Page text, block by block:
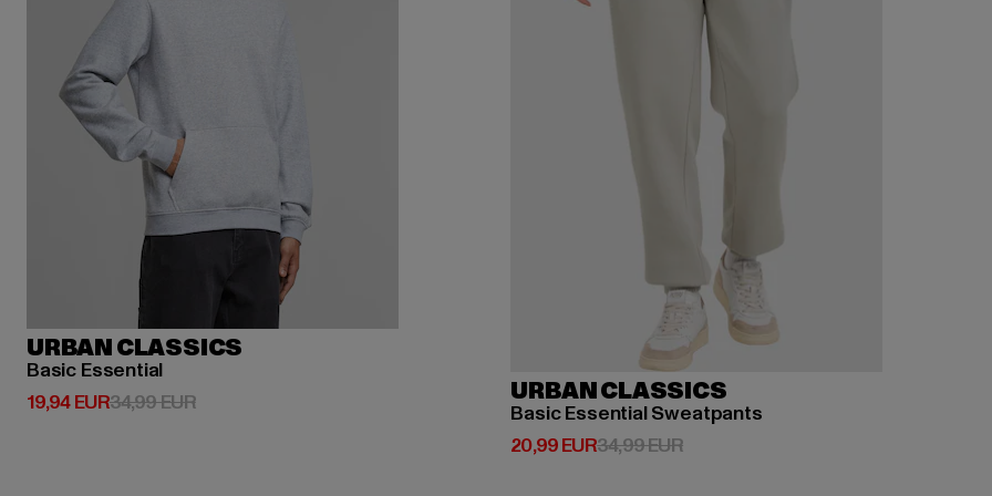
URBAN CLASSICS
Basic Essential
19,94 EUR
Derzeitiger Preis: 19,94 EUR
34,99 EURAktionspreis: 34,99 EUR URBAN CLASSICS
Basic Essential Sweatpants
20,99 EUR
Derzeitiger Preis: 20,99 EUR
34,99 EURAktionspreis: 34,99 EUR